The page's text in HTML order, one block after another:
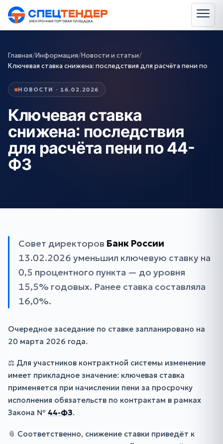
Главная/Информация/Новости и статьи/
Ключевая ставка снижена: последствия для расчёта пени по
НОВОСТИ · 16.02.2026
Ключевая ставка
снижена: последствия
для расчёта пени по 44-
ФЗ
Совет директоров Банк России
13.02.2026 уменьшил ключевую ставку на
0,5 процентного пункта — до уровня
15,5% годовых. Ранее ставка составляла
16,0%.
Очередное заседание по ставке запланировано на
20 марта 2026 года.
⚖️ Для участников контрактной системы изменение
имеет прикладное значение: ключевая ставка
применяется при начислении пени за просрочку
исполнения обязательств по контрактам в рамках
Закона № 44-ФЗ.
📎 Соответственно, снижение ставки приведёт к